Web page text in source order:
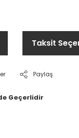
Taksit
Paylaş
Geçerlidir